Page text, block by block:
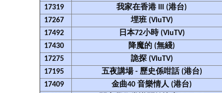
17319
我家在香港 III (港台)
17267
埋班 (ViuTV)
17492
日本72小時 (ViuTV)
17430
降魔的 (無綫)
17275
詭探 (ViuTV)
17195
五夜講場 - 歷史係咁話 (港台)
17409
金曲40 音樂情人 (港台)